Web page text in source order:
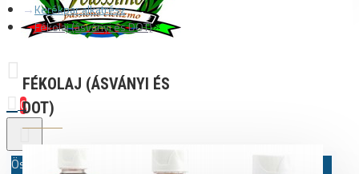
0
Összes
Kerékpár alkatrész
Fékolaj (ásványi és DOT)
FÉKOLAJ (ÁSVÁNYI ÉS
DOT)